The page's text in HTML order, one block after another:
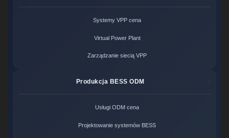
Systemy VPP cena
Virtual Power Plant
Zarządzanie siecią VPP
Produkcja BESS ODM
Usługi ODM cena
Projektowanie systemów BESS